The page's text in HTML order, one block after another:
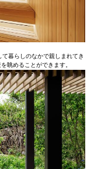
暮らしのなかで親しまれてき
眺めることができます。